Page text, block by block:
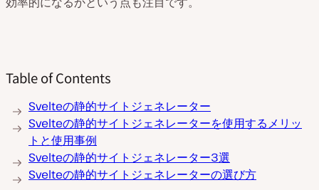
Table of Contents
Svelteの静的サイトジェネレーター
Svelteの静的サイトジェネレーターを使用するメリッ
トと使用事例
Svelteの静的サイトジェネレーター3選
Svelteの静的サイトジェネレーターの選び方